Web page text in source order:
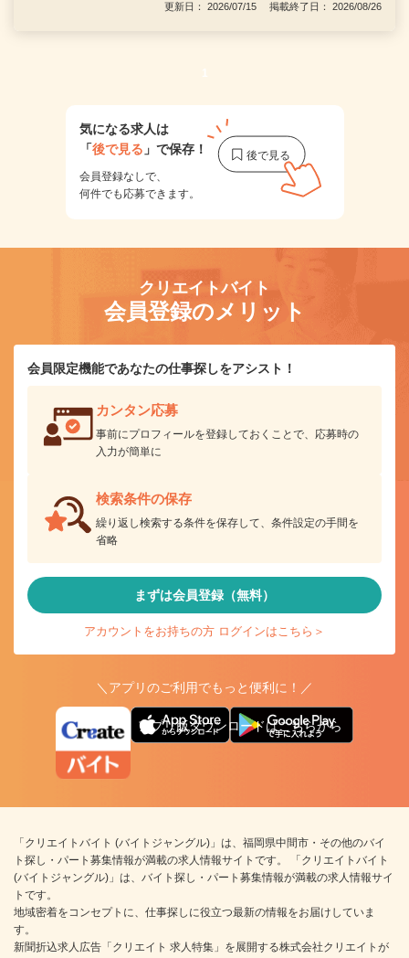
更新日： 2026/07/15 掲載終了日： 2026/08/26
1
気になる求人は
「後で見る 」で保存！
会員登録なしで、
何件でも応募できます。
クリエイトバイト
会員登録のメリット
会員限定機能であなたの仕事探しをアシスト！
カンタン応募
事前にプロフィールを登録しておくことで、応募時の
入力が簡単に
検索条件の保存
繰り返し検索する条件を保存して、条件設定の手間を
省略
まずは会員登録（無料）
アカウントをお持ちの方 ログインはこちら＞
＼アプリのご利用でもっと便利に！／
アプリ版ダウンロードはこちらから
「クリエイトバイト (バイトジャングル)」は、福岡県中間市・その他のバイ
ト探し・パート募集情報が満載の求人情報サイトです。 「クリエイトバイト
(バイトジャングル)」は、バイト探し・パート募集情報が満載の求人情報サイ
トです。
地域密着をコンセプトに、仕事探しに役立つ最新の情報をお届けしていま
す。
新聞折込求人広告「クリエイト 求人特集」を展開する株式会社クリエイトが